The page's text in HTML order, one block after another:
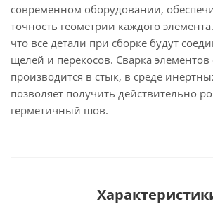
современном оборудовании,
точность геометрии каждого
что все детали при сборке будут
щелей и перекосов. Сварка элементов
производится в стык, в среде
позволяет получить действительно
герметичный шов.